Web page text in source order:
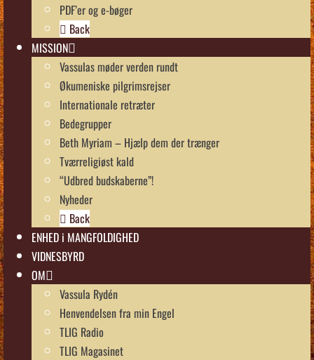
PDF’er og e-bøger
Back
MISSION
Vassulas møder verden rundt
Økumeniske pilgrimsrejser
Internationale retræter
Bedegrupper
Beth Myriam – Hjælp dem der trænger
Tværreligiøst kald
“Udbred budskaberne”!
Nyheder
Back
ENHED i MANGFOLDIGHED
VIDNESBYRD
OM
Vassula Rydén
Henvendelsen fra min Engel
TLIG Radio
TLIG Magasinet